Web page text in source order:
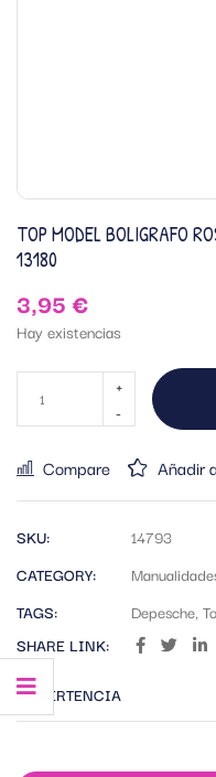
TOP MODEL BOLIGRAFO
13180
3,95 €
Hay existencias
Compare Añadir
SKU:
14793
CATEGORY:
TAGS:
Depesche,
SHARE LINK:
ADVERTENCIA